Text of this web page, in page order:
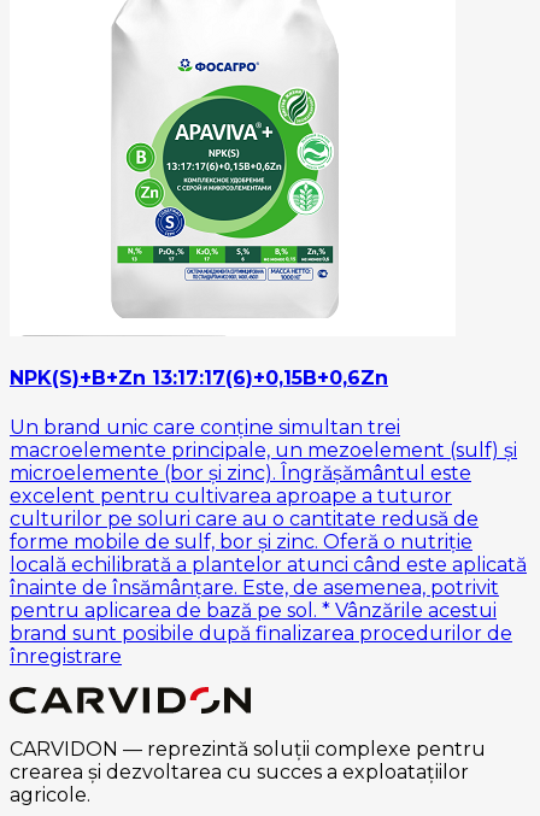
NPK(S)+B+Zn 13:17:17(6)+0,15B+0,6Zn
Un brand unic care conține simultan trei
macroelemente principale, un mezoelement (sulf) și
microelemente (bor și zinc). Îngrășământul este
excelent pentru cultivarea aproape a tuturor
culturilor pe soluri care au o cantitate redusă de
forme mobile de sulf, bor și zinc. Oferă o nutriție
locală echilibrată a plantelor atunci când este aplicată
înainte de însămânțare. Este, de asemenea, potrivit
pentru aplicarea de bază pe sol. * Vânzările acestui
brand sunt posibile după finalizarea procedurilor de
înregistrare
CARVIDON — reprezintă soluții complexe pentru
crearea și dezvoltarea cu succes a exploatațiilor
agricole.